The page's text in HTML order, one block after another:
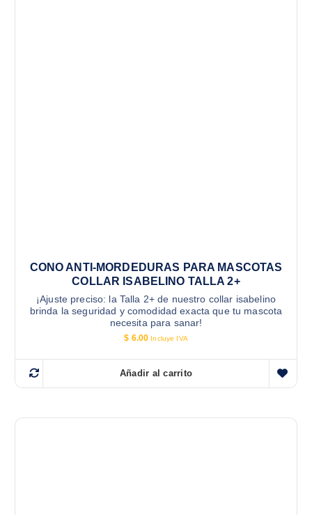
CONO ANTI-MORDEDURAS PARA MASCOTAS
COLLAR ISABELINO TALLA 2+
¡Ajuste preciso: la Talla 2+ de nuestro collar isabelino
brinda la seguridad y comodidad exacta que tu mascota
necesita para sanar!
$ 6.00 Incluye IVA
Añadir al carrito